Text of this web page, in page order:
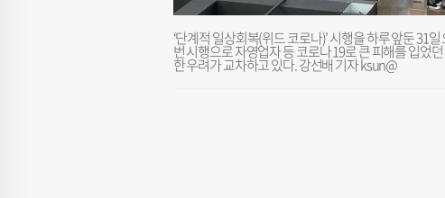
‘단계적 일상회복(위드 코로나)’ 시행을 하루 앞둔 31
번 시행으로 자영업자 등 코로나 19로 큰 피해를 입었
한 우려가 교차하고 있다. 강선배 기자 ksun@